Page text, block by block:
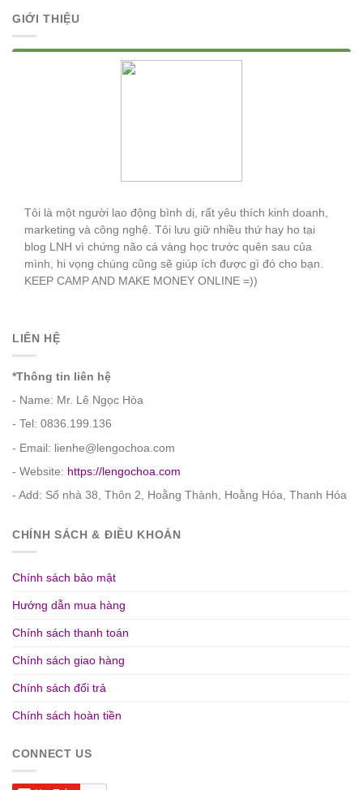
GIỚI THIỆU
Tôi là một người lao động bình dị, rất yêu thích kinh doanh,
marketing và công nghệ. Tôi lưu giữ nhiều thứ hay ho tại
blog LNH vì chứng não cá vàng học trước quên sau của
mình, hi vọng chúng cũng sẽ giúp ích được gì đó cho bạn.
KEEP CAMP AND MAKE MONEY ONLINE =))
LIÊN HỆ
*Thông tin liên hệ
- Name: Mr. Lê Ngọc Hòa
- Tel: 0836.199.136
- Email: lienhe@lengochoa.com
- Website: https://lengochoa.com
- Add: Số nhà 38, Thôn 2, Hoằng Thành, Hoằng Hóa, Thanh Hóa
CHÍNH SÁCH & ĐIỀU KHOẢN
Chính sách bảo mật
Hướng dẫn mua hàng
Chính sách thanh toán
Chính sách giao hàng
Chính sách đổi trả
Chính sách hoàn tiền
CONNECT US